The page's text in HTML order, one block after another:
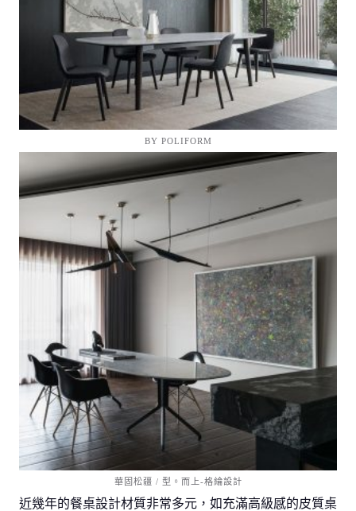
BY POLIFORM
華固松疆 / 型。而上-格綸設計
近幾年的餐桌設計材質非常多元，如充滿高級感的皮質桌